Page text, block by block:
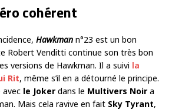
cohérent
Hawkman n°23 est un bon
Robert Venditti continue son très bon
versions de Hawkman. Il a suivi la
Rit, même s’il en a détourné le principe.
avec le Joker dans le Multivers Noir a
Mais cela ravive en fait Sky Tyrant,